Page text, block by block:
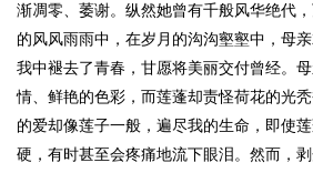
渐凋零、萎谢。纵然她曾有千般风华绝代
的风风雨雨中，在岁月的沟沟壑壑中，母
我中褪去了青春，甘愿将美丽交付曾经。
情、鲜艳的色彩，而莲蓬却责怪荷花的光
的爱却像莲子一般，遍尽我的生命，即使
硬，有时甚至会疼痛地流下眼泪。然而，